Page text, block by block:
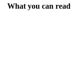
What you can read